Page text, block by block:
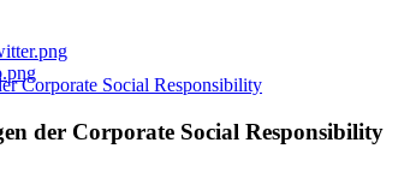
der Corporate Social Responsibility